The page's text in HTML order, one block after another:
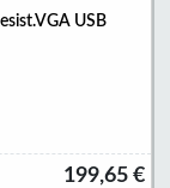
USB
199,65 €